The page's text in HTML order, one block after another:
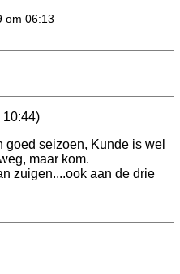
om 06:13
10:44)
goed seizoen, Kunde is wel
maar kom.
zuigen....ook aan de drie